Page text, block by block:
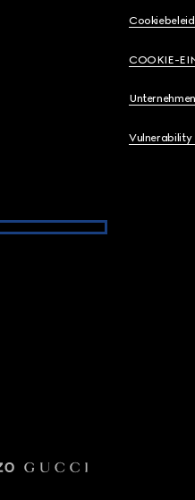
Cookiebeleid
COOKIE-
Vulnerability